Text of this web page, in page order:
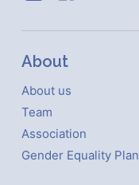
About
About us
Team
Association
Gender Equality Plan